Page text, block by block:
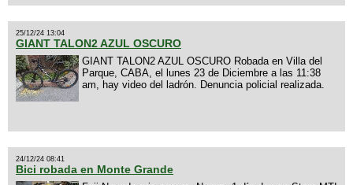
25/12/24 13:04
GIANT TALON2 AZUL OSCURO
GIANT TALON2 AZUL OSCURO Robada en Villa del
Parque, CABA, el lunes 23 de Diciembre a las 11:38
am, hay video del ladrón. Denuncia policial realizada.
24/12/24 08:41
Bici robada en Monte Grande